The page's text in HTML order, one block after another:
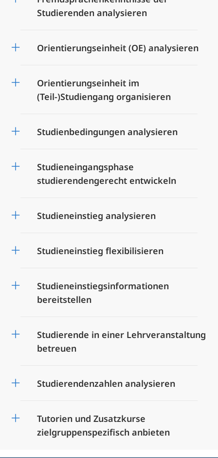
Studierenden analysieren
Orientierungseinheit (OE) analysieren
Orientierungseinheit im
(Teil-)Studiengang organisieren
Studienbedingungen analysieren
Studieneingangsphase
studierendengerecht entwickeln
Studieneinstieg analysieren
Studieneinstieg flexibilisieren
Studieneinstiegsinformationen
bereitstellen
Studierende in einer Lehrveranstaltung
betreuen
Studierendenzahlen analysieren
Tutorien und Zusatzkurse
zielgruppenspezifisch anbieten